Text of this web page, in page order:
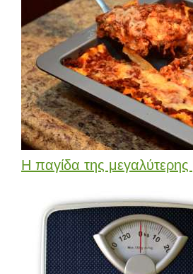
Η παγίδα της μεγαλύτερης